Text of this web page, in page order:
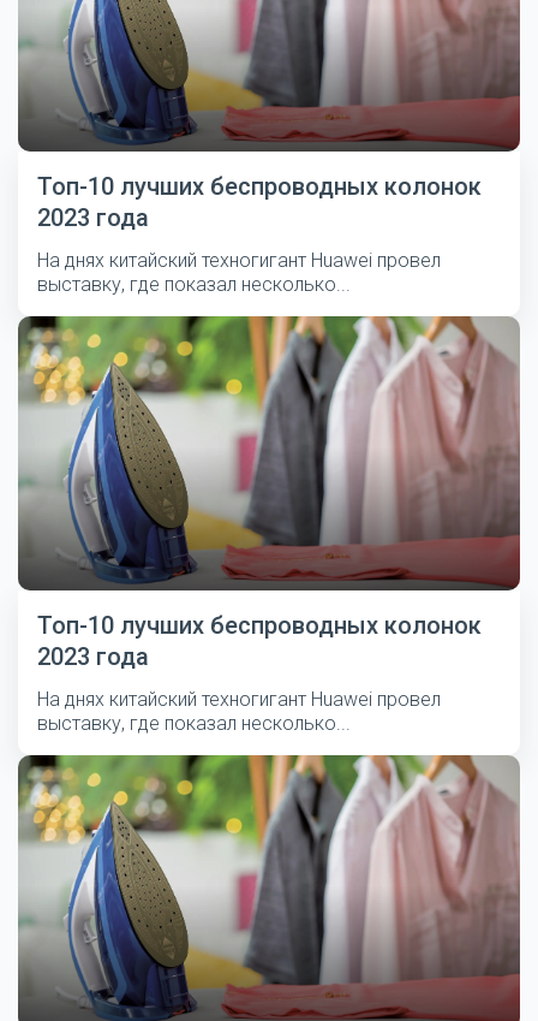
Топ-10 лучших беспроводных колонок
2023 года
На днях китайский техногигант Huawei провел
выставку, где показал несколько...
Топ-10 лучших беспроводных колонок
2023 года
На днях китайский техногигант Huawei провел
выставку, где показал несколько...